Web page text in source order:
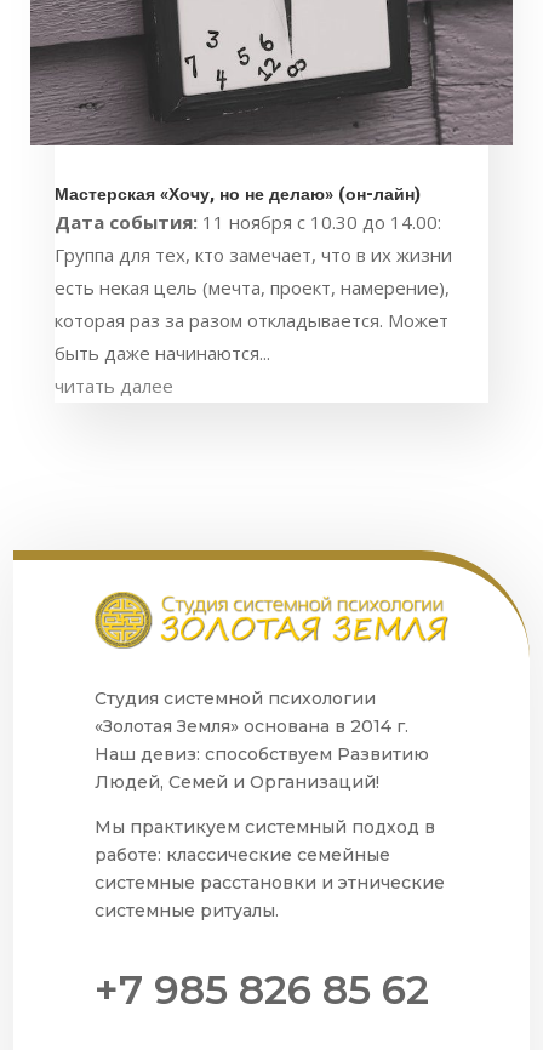
Мастерская «Хочу, но не делаю» (он-лайн)
Дата события: 11 ноября с 10.30 до 14.00:
Группа для тех, кто замечает, что в их жизни
есть некая цель (мечта, проект, намерение),
которая раз за разом откладывается. Может
быть даже начинаются...
читать далее
Студия системной психологии
«Золотая Земля» основана в 2014 г.
Наш девиз: способствуем Развитию
Людей, Семей и Организаций!
Мы практикуем системный подход в
работе: классические семейные
системные расстановки и этнические
системные ритуалы.
+7 985 826 85 62